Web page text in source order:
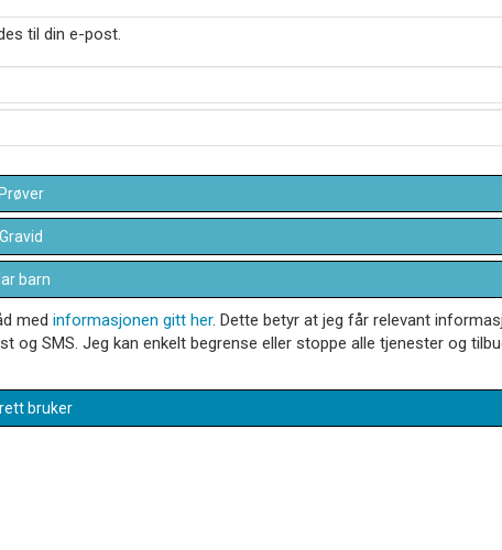
til din e-post.
Gravid
barn
med informasjonen gitt her. Dette betyr at jeg får relevant
SMS. Jeg kan enkelt begrense eller stoppe alle tjenester og
bruker